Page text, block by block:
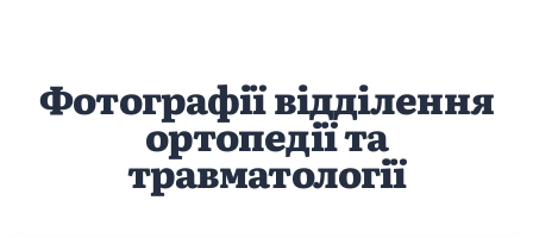
Фотографії відділення
ортопедії та
травматології